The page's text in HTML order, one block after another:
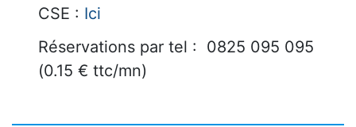
CSE : Ici
Réservations par tel : 0825 095 095
(0.15 € ttc/mn)